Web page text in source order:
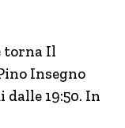
torna Il
Insegno
dalle 19:50. In